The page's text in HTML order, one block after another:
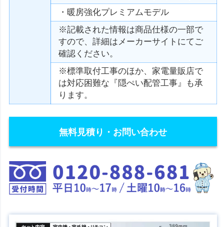
・暖房強化プレミアムモデル
※記載された情報は商品仕様の一部で
すので、詳細はメーカーサイトにてご
確認ください。
※標準取付工事のほか、家電量販店で
は対応困難な『隠ぺい配管工事』も承
ります。
無料見積り・お問い合わせ